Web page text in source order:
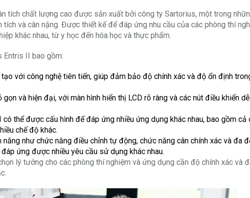
tích chất lượng cao được sản xuất bởi công ty Sartorius, một trong
và cân nặng. Được thiết kế để đáp ứng nhu cầu của các phòng thí
khác nhau, từ y học đến hóa học và thực phẩm.
Entris II bao gồm:
với công nghệ tiên tiến, giúp đảm bảo độ chính xác và độ ổn định
gọn và hiện đại, với màn hình hiển thị LCD rõ ràng và các nút điều khiển
thể được cấu hình để đáp ứng nhiều ứng dụng khác nhau, bao gồm cả
chế độ khác.
năng như chức năng điều chỉnh tự động, chức năng cân chính xác và đa
ứng được nhiều yêu cầu sử dụng khác nhau.
lý tưởng cho các phòng thí nghiệm và ứng dụng cần độ chính xác và